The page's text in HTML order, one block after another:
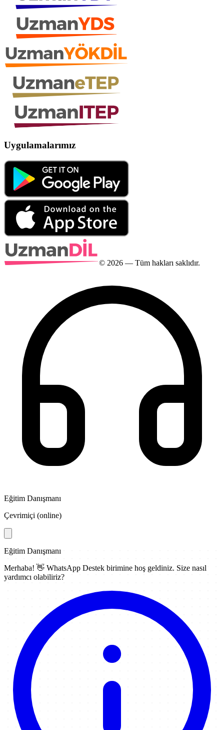
Uygulamalarımız
© 2026 — Tüm hakları saklıdır.
Eğitim Danışmanı
Çevrimiçi (online)
Eğitim Danışmanı
Merhaba! 👋 WhatsApp Destek birimine hoş geldiniz. Size nasıl
yardımcı olabiliriz?